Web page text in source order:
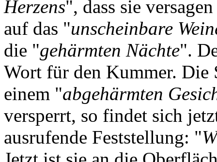
Herzens", dass sie
auf das "unscheinbare
die "gehärmten Nächte".
Wort für den Kummer. Die
einem "abgehärmten
versperrt, so findet sich
ausrufende Feststellung: "